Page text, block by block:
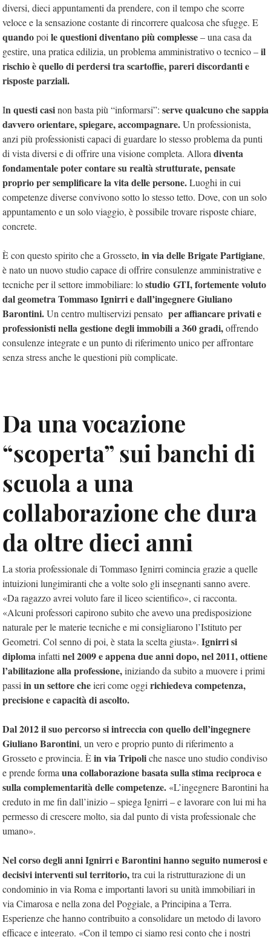
diversi, dieci appuntamenti da prendere, con il tempo che scorre
veloce e la sensazione costante di rincorrere qualcosa che sfugge. E
quandopoi le questioni diventano più complesse– una casa da
gestire, una pratica edilizia, un problema amministrativo o tecnico –il
rischio è quello di perdersi tra scartoffie, pareri discordanti e
risposte parziali.
In questi casinon basta più “informarsi”: serve qualcuno che sappia
davvero orientare, spiegare, accompagnare.Un professionista,
anzi più professionisti capaci di guardare lo stesso problema da punti
di vista diversi e di offrire una visione completa. Allora diventa
fondamentale poter contare su realtà strutturate, pensate
proprio per semplificare la vita delle persone.Luoghi in cui
competenze diverse convivono sotto lo stesso tetto. Dove, con un solo
appuntamento e un solo viaggio, è possibile trovare risposte chiare,
concrete.
È con questo spirito che a Grosseto, in via delle Brigate Partigiane,
è nato un nuovo studio capace di offrire consulenze amministrative e
tecniche per il settore immobiliare: lostudio GTI, fortemente voluto
dal geometra Tommaso Ignirri e dall’ingegnere Giuliano
Barontini.Un centro multiservizi pensato per affiancare privati e
professionisti nella gestione degli immobili a 360 gradi,offrendo
consulenze integrate e un punto di riferimento unico per affrontare
senza stress anche le questioni più complicate.
Da una vocazione
“scoperta” sui banchi di
scuola a una
collaborazione che dura
da oltre dieci anni
La storia professionale di Tommaso Ignirri comincia grazie a quelle
intuizioni lungimiranti che a volte solo gli insegnanti sanno avere.
«Da ragazzo avrei voluto fare il liceo scientifico», ci racconta.
«Alcuni professori capirono subito che avevo una predisposizione
naturale per le materie tecniche e mi consigliarono l’Istituto per
Geometri. Col senno di poi, è stata la scelta giusta». Ignirri si
diplomainfatti nel 2009 e appena due anni dopo, nel 2011, ottiene
l’abilitazione alla professione,iniziando da subito a muovere i primi
passi in un settore cheieri come oggi richiedeva competenza,
precisione e capacità di ascolto.
Dal 2012 il suo percorso si intreccia con quello dell’ingegnere
Giuliano Barontini, un vero e proprio punto di riferimento a
Grosseto e provincia. Èin via Tripoliche nasce uno studio condiviso
e prende forma una collaborazione basata sulla stima reciproca e
sulla complementarità delle competenze. «L’ingegnere Barontini ha
creduto in me fin dall’inizio – spiega Ignirri – e lavorare con lui mi ha
permesso di crescere molto, sia dal punto di vista professionale che
umano».
Nel corso degli anni Ignirri e Barontini hanno seguito numerosi e
decisivi interventi sul territorio,tra cui la ristrutturazione di un
condominio in via Roma e importanti lavori su unità immobiliari in
via Cimarosa e nella zona del Poggiale, a Principina a Terra.
Esperienze che hanno contribuito a consolidare un metodo di lavoro
efficace e integrato. «Con il tempo ci siamo resi conto che i nostri